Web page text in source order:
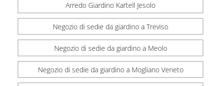
Arredo Giardino Kartell Jesolo
Negozio di sedie da giardino a Treviso
Negozio di sedie da giardino a Meolo
Negozio di sedie da giardino a Mogliano Veneto